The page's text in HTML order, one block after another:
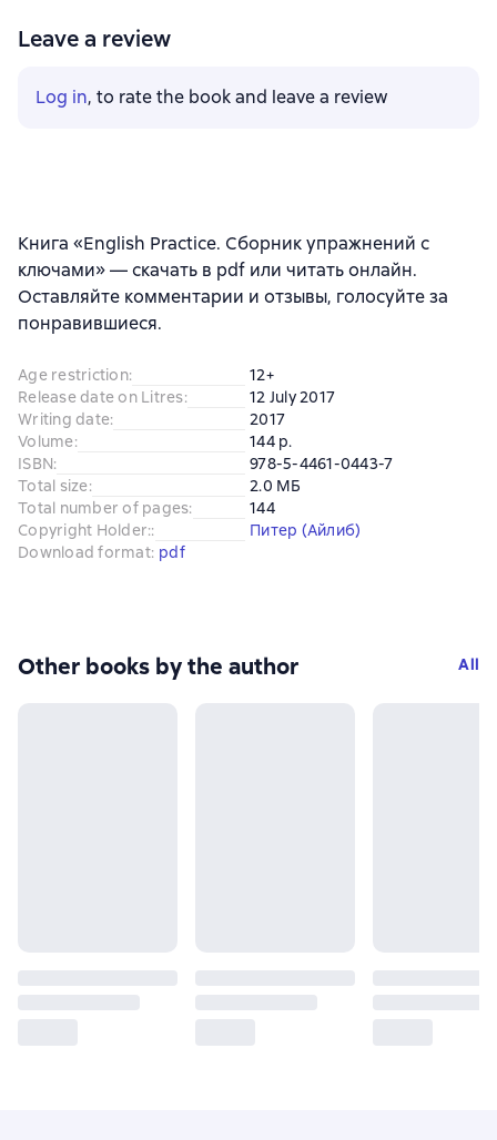
Leave a review
Log in, to rate the book and leave a review
Книга «English Practice. Сборник упражнений с
ключами» — скачать в pdf или читать онлайн.
Оставляйте комментарии и отзывы, голосуйте за
понравившиеся.
Age restriction:
12+
Release date on Litres:
12 July 2017
Writing date:
2017
Volume:
144 p.
ISBN:
978-5-4461-0443-7
Total size:
2.0 МБ
Total number of pages:
144
Copyright Holder::
Питер (Айлиб)
Download format: pdf
Other books by the author All